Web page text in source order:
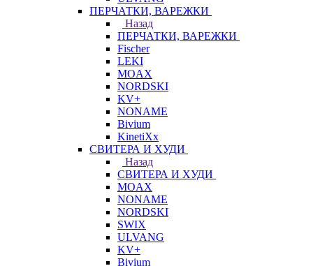
ПЕРЧАТКИ, ВАРЕЖКИ
Назад
ПЕРЧАТКИ, ВАРЕЖКИ
Fischer
LEKI
MOAX
NORDSKI
KV+
NONAME
Bivium
KinetiXx
СВИТЕРА И ХУДИ
Назад
СВИТЕРА И ХУДИ
MOAX
NONAME
NORDSKI
SWIX
ULVANG
KV+
Bivium